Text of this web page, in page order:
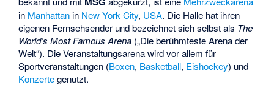
in Manhattan in New York City, USA. Die Halle hat ihren
eigenen Fernsehsender und bezeichnet sich selbst als The
World’s Most Famous Arena („Die berühmteste Arena der
Welt“). Die Veranstaltungsarena wird vor allem für
Sportveranstaltungen (Boxen, Basketball, Eishockey) und
Konzertegenutzt.